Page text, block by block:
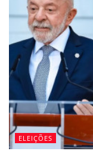
ELEIÇÕES